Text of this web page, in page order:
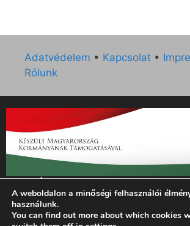
Adatvédelem • Kapcsolat •
Rólunk
„Az Új Ember katolikus hetilap 2014.
támogatását az EGYH-KCP-14-P-
szerződés keretében 3 000 000 Ft
Emberi Erőforrások
A weboldalon a minőségi felhasználói
használunk.
You can find out more about which cookies